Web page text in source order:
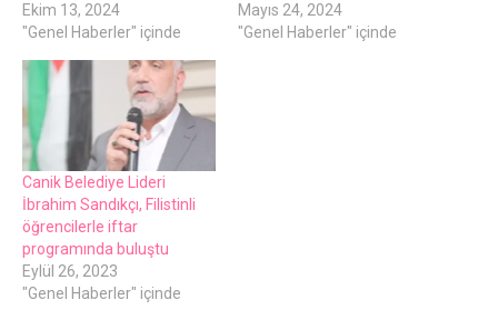
Ekim 13, 2024
"Genel Haberler" içinde
Mayıs 24, 2024
"Genel Haberler" içinde
Canik Belediye Lideri
İbrahim Sandıkçı, Filistinli
öğrencilerle iftar
programında buluştu
Eylül 26, 2023
"Genel Haberler" içinde